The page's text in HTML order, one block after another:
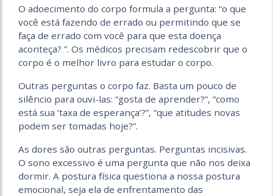
O adoecimento do corpo formula a pergunta: “o que
você está fazendo de errado ou permitindo que se
faça de errado com você para que esta doença
aconteça? ”. Os médicos precisam redescobrir que o
corpo é o melhor livro para estudar o corpo.
Outras perguntas o corpo faz. Basta um pouco de
silêncio para ouvi-las: “gosta de aprender?”, “como
está sua ‘taxa de esperança’?”, “que atitudes novas
podem ser tomadas hoje?”.
As dores são outras perguntas. Perguntas incisivas.
O sono excessivo é uma pergunta que não nos deixa
dormir. A postura física questiona a nossa postura
emocional, seja ela de enfrentamento das